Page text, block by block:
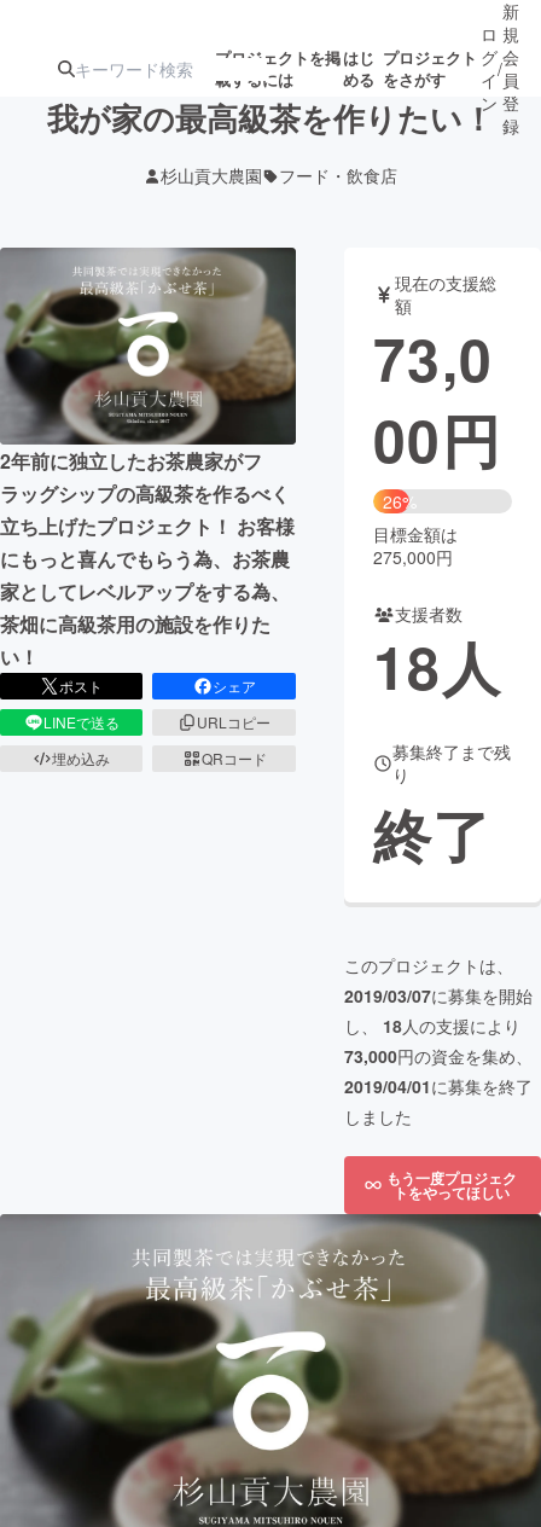
プロジェクトを掲
載するには
はじ
める
プロジェクト
をさがす
アート・写真
テクノロジー・ガジェット ゲーム・サ
映像・映画
ビジネス・起業 チャレンジ
まちづくり・地域活性化
CAMPFIRE Creation
CAMPFIREふるさと納税machi-ya コミュニティ
ロ
グ
イ
ン
/
新
規
会
員
登
録
我が家の最高級茶を作りたい！
杉山貢大農園 フード・飲食店
2年前に独立したお茶農家がフ
ラッグシップの高級茶を作るべく
立ち上げたプロジェクト！ お客様
にもっと喜んでもらう為、お茶農
家としてレベルアップをする為、
茶畑に高級茶用の施設を作りた
い！
ポスト
シェア
LINEで送る
URLコピー
埋め込み
QRコード
現在の支援総
額
73,0
00円
26%
目標金額は
275,000円
支援者数
18人
募集終了まで残
り
終了
このプロジェクトは、
2019/03/07に募集を開始
し、 18人の支援により
73,000円の資金を集め、
2019/04/01に募集を終了
しました
もう一度プロジェク
トをやってほしい